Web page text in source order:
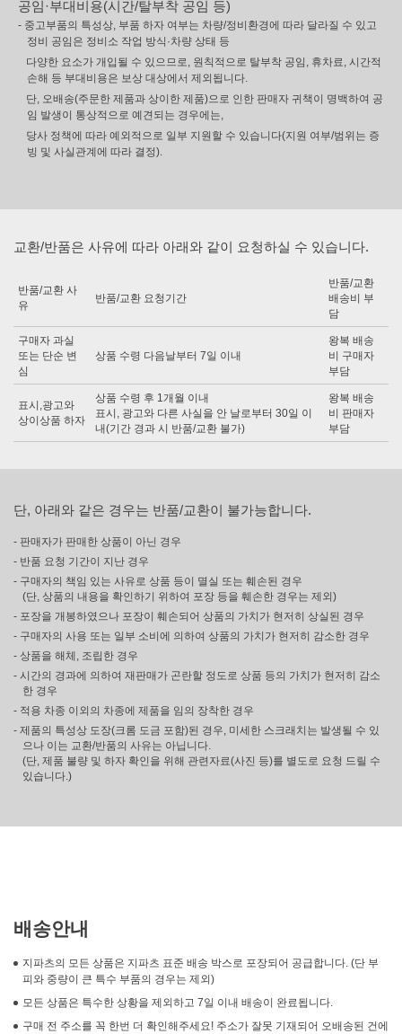
공임·부대비용(시간/탈부착 공임 등)
- 중고부품의 특성상, 부품 하자 여부는 차량/정비환경에 따라 달라질 수 있고
정비 공임은 정비소 작업 방식·차량 상태 등
다양한 요소가 개입될 수 있으므로, 원칙적으로 탈부착 공임, 휴차료, 시간적
손해 등 부대비용은 보상 대상에서 제외됩니다.
단, 오배송(주문한 제품과 상이한 제품)으로 인한 판매자 귀책이 명백하여 공
임 발생이 통상적으로 예견되는 경우에는,
당사 정책에 따라 예외적으로 일부 지원할 수 있습니다(지원 여부/범위는 증
빙 및 사실관계에 따라 결정).
교환/반품은 사유에 따라 아래와 같이 요청하실 수 있습니다.
반품/교환 사
유
반품/교환 요청기간
반품/교환
배송비 부
담
구매자 과실
또는 단순 변
심
상품 수령 다음날부터 7일 이내
왕복 배송
비 구매자
부담
표시,광고와
상이상품 하자
상품 수령 후 1개월 이내
표시, 광고와 다른 사실을 안 날로부터 30일 이
내(기간 경과 시 반품/교환 불가)
왕복 배송
비 판매자
부담
단, 아래와 같은 경우는 반품/교환이 불가능합니다.
- 판매자가 판매한 상품이 아닌 경우
- 반품 요청 기간이 지난 경우
- 구매자의 책임 있는 사유로 상품 등이 멸실 또는 훼손된 경우
(단, 상품의 내용을 확인하기 위하여 포장 등을 훼손한 경우는 제외)
- 포장을 개봉하였으나 포장이 훼손되어 상품의 가치가 현저히 상실된 경우
- 구매자의 사용 또는 일부 소비에 의하여 상품의 가치가 현저히 감소한 경우
- 상품을 해체, 조립한 경우
- 시간의 경과에 의하여 재판매가 곤란할 정도로 상품 등의 가치가 현저히 감소
한 경우
- 적용 차종 이외의 차종에 제품을 임의 장착한 경우
- 제품의 특성상 도장(크롬 도금 포함)된 경우, 미세한 스크래치는 발생될 수 있
으나 이는 교환/반품의 사유는 아닙니다.
(단, 제품 불량 및 하자 확인을 위해 관련자료(사진 등)를 별도로 요청 드릴 수
있습니다.)
배송안내
지파츠의 모든 상품은 지파츠 표준 배송 박스로 포장되어 공급합니다. (단 부
피와 중량이 큰 특수 부품의 경우는 제외)
모든 상품은 특수한 상황을 제외하고 7일 이내 배송이 완료됩니다.
구매 전 주소를 꼭 한번 더 확인해주세요! 주소가 잘못 기재되어 오배송된 건에